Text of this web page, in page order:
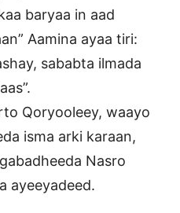
baryaa in aad
Aamina ayaa tiri:
sababta ilmada
Qoryooleey, waayo
isma arki karaan,
Nasro
ayeeyadeed.